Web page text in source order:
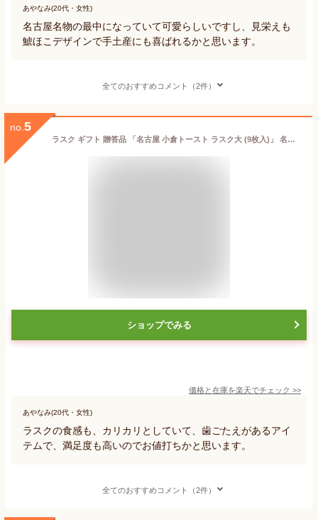
あやなみ(20代・女性)
名古屋名物の最中になっていて可愛らしいですし、見栄えも
鯱ほこデザインで手土産にも喜ばれるかと思います。
全てのおすすめコメント（2件）
no. 5
ラスク ギフト 贈答品 「名古屋 小倉トースト ラスク大 (9枚入)」 名古屋 愛知県 愛知 お菓子 お土産 土産 スイーツ 小倉 あん トースト 洋菓子 あす楽 七五三 お歳暮 お中元 茶菓子 父の日
ショップでみる
価格と在庫を楽天でチェック >>
あやなみ(20代・女性)
ラスクの食感も、カリカリとしていて、歯ごたえがあるアイ
テムで、満足度も高いのでお値打ちかと思います。
全てのおすすめコメント（2件）